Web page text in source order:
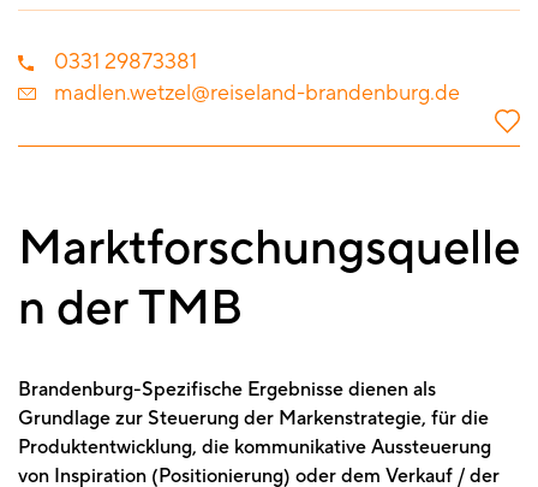
0331 29873381
madlen.wetzel@reiseland-brandenburg.de
Marktforschungsquelle
n der TMB
Brandenburg-Spezifische Ergebnisse dienen als
Grundlage zur Steuerung der Markenstrategie, für die
Produktentwicklung, die kommunikative Aussteuerung
von Inspiration (Positionierung) oder dem Verkauf / der